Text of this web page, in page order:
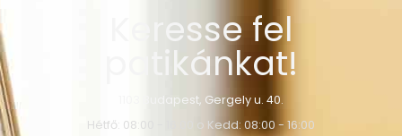
Keresse fel
patikánkat!
1103 Budapest, Gergely u. 40.
Hétfő: 08:00 - 16:00 o Kedd: 08:00 - 16:00